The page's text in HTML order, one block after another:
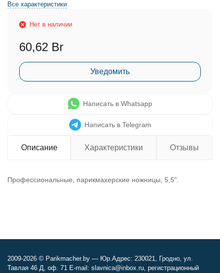
Все характеристики
Нет в наличии
60,62 Br
Уведомить
Написать в Whatsapp
Написать в Telegram
Описание Характеристики Отзывы
Профессиональные, парикмахерские ножницы, 5,5".
2009-2026 © Parikmacher.by — Юр.Адрес: 230021, Гродно, ул.
Тавлая 46 Д, оф. 71 E-mail: slavnica@inbox.ru, регистрационный